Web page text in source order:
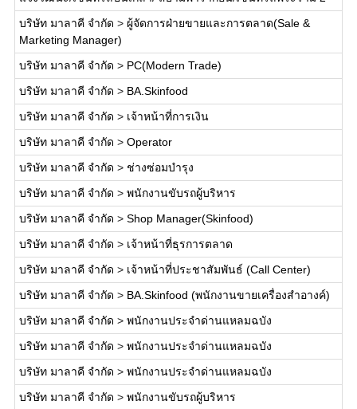
บริษัท มาลาคี จำกัด > ผู้จัดการฝ่ายขายและการตลาด(Sale &
Marketing Manager)
บริษัท มาลาคี จำกัด > PC(Modern Trade)
บริษัท มาลาคี จำกัด > BA.Skinfood
บริษัท มาลาคี จำกัด > เจ้าหน้าที่การเงิน
บริษัท มาลาคี จำกัด > Operator
บริษัท มาลาคี จำกัด > ช่างซ่อมบำรุง
บริษัท มาลาคี จำกัด > พนักงานขับรถผู้บริหาร
บริษัท มาลาคี จำกัด > Shop Manager(Skinfood)
บริษัท มาลาคี จำกัด > เจ้าหน้าที่ธุรการตลาด
บริษัท มาลาคี จำกัด > เจ้าหน้าที่ประชาสัมพันธ์ (Call Center)
บริษัท มาลาคี จำกัด > BA.Skinfood (พนักงานขายเครื่องสำอางค์)
บริษัท มาลาคี จำกัด > พนักงานประจำด่านแหลมฉบัง
บริษัท มาลาคี จำกัด > พนักงานประจำด่านแหลมฉบัง
บริษัท มาลาคี จำกัด > พนักงานประจำด่านแหลมฉบัง
บริษัท มาลาคี จำกัด > พนักงานขับรถผู้บริหาร